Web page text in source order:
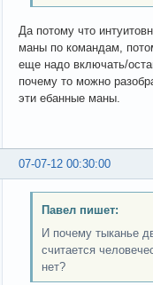
Да потому что
маны по командам,
еще надо включать/
почему то можно
эти ебанные маны.
07-07-12 00:30:00
Павел пишет:
И почему тыканье
считается
нет?